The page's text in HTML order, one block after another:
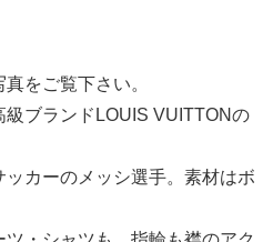
をご覧下さい。
ブランドLOUIS VUITTONの
カーのメッシ選手。素材はボ